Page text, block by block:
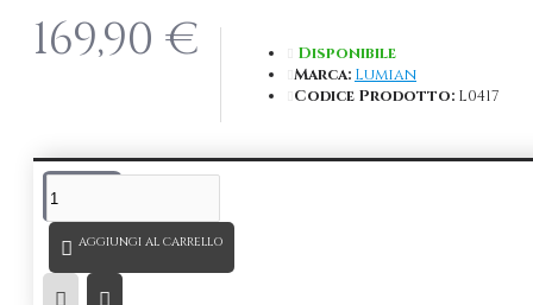
169,90 €
Disponibile
Marca: Lumian
Codice Prodotto: L0417
AGGIUNGI AL CARRELLO
DESCRIZIONE
Bar Mat Brass Krom Lumian in acciaio Inox e
Ottone.